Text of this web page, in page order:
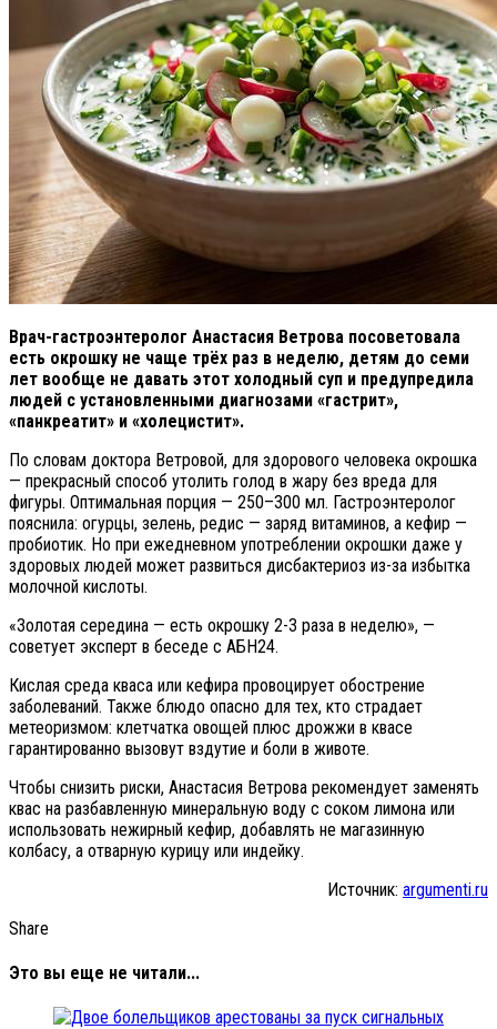
Врач-гастроэнтеролог Анастасия Ветрова посоветовала
есть окрошку не чаще трёх раз в неделю, детям до семи
лет вообще не давать этот холодный суп и предупредила
людей с установленными диагнозами «гастрит»,
«панкреатит» и «холецистит».
По словам доктора Ветровой, для здорового человека окрошка
— прекрасный способ утолить голод в жару без вреда для
фигуры. Оптимальная порция — 250–300 мл. Гастроэнтеролог
пояснила: огурцы, зелень, редис — заряд витаминов, а кефир —
пробиотик. Но при ежедневном употреблении окрошки даже у
здоровых людей может развиться дисбактериоз из-за избытка
молочной кислоты.
«Золотая середина — есть окрошку 2-3 раза в неделю», —
советует эксперт в беседе с АБН24.
Кислая среда кваса или кефира провоцирует обострение
заболеваний. Также блюдо опасно для тех, кто страдает
метеоризмом: клетчатка овощей плюс дрожжи в квасе
гарантированно вызовут вздутие и боли в животе.
Чтобы снизить риски, Анастасия Ветрова рекомендует заменять
квас на разбавленную минеральную воду с соком лимона или
использовать нежирный кефир, добавлять не магазинную
колбасу, а отварную курицу или индейку.
Источник: argumenti.ru
Share
Это вы еще не читали...